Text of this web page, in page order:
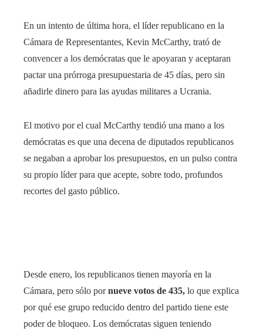
En un intento de última hora, el líder republicano en la
Cámara de Representantes, Kevin McCarthy, trató de
convencer a los demócratas que le apoyaran y aceptaran
pactar una prórroga presupuestaria de 45 días, pero sin
añadirle dinero para las ayudas militares a Ucrania.
El motivo por el cual McCarthy tendió una mano a los
demócratas es que una decena de diputados republicanos
se negaban a aprobar los presupuestos, en un pulso contra
su propio líder para que acepte, sobre todo, profundos
recortes del gasto público.
Desde enero, los republicanos tienen mayoría en la
Cámara, pero sólo pornueve votos de 435, lo que explica
por qué ese grupo reducido dentro del partido tiene este
poder de bloqueo. Los demócratas siguen teniendo